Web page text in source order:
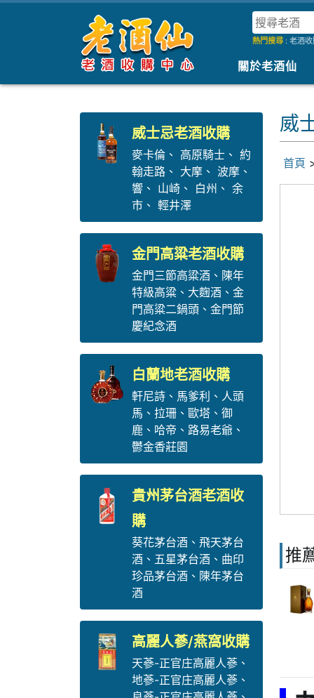
熱門搜尋 : 老酒
關於老酒仙
威士忌老酒收購
麥卡倫、 高原騎士、 約
翰走路、 大摩、 波摩、
響、 山崎、 白州 、 余
市、 輕井澤
金門高粱老酒收購
金門三節高粱酒、 陳年
特級高粱、 大麴酒、 金
門高粱二鍋頭、 金門節
慶紀念酒
白蘭地老酒收購
軒尼詩、 馬爹利 、 人頭
馬 、 拉珊、 歐塔、 御
鹿 、 哈帝 、 路易老爺、
鬱金香莊園
貴州茅台酒老酒收
購
葵花茅台酒、 飛天茅台
酒、 五星茅台酒、 曲印
珍品茅台酒、 陳年茅台
酒
高麗人蔘/燕窩收購
天蔘-正官庄高麗人蔘、
地蔘-正官庄高麗人蔘、
威
首頁
推